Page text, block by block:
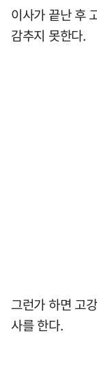
이사가 끝난 후
감추지 못한다.
그런가 하면 고
사를 한다.